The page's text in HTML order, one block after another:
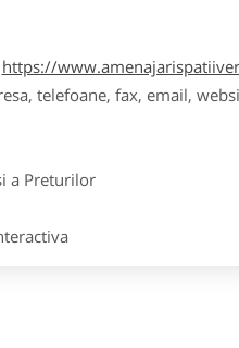
https://
telefoane, fax, email,
a Preturilor